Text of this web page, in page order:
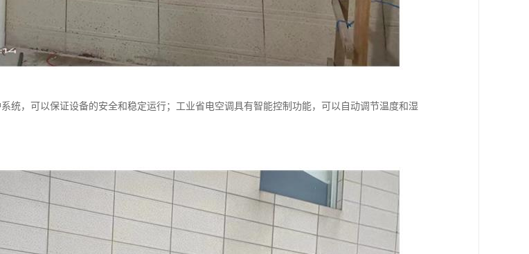
统，可以保证设备的安全和稳定运行；工业省电空调具有智能控制功能，可以自动调节温度和湿